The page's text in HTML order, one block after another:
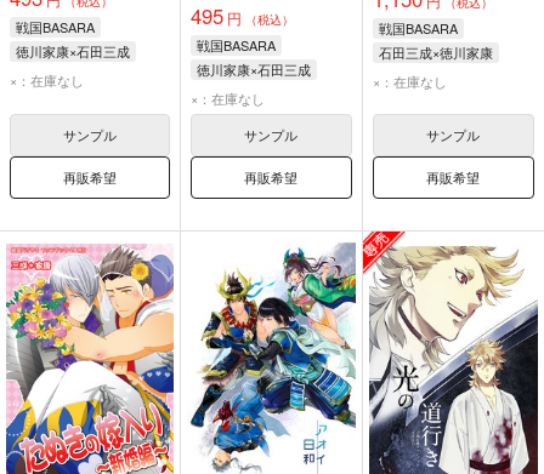
戦国BASARA
徳川家康×石田三成
石田三成
×：在庫なし
サンプル
再販希望
495 円 （税込）
戦国BASARA
徳川家康×石田三成
石田三成
大谷吉継
×：在庫なし
サンプル
再販希望
戦国BASARA
石田三成×徳川家康
徳川家康
×：在庫なし
サンプル
再販希望